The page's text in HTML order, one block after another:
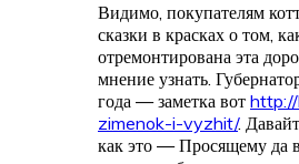
Видимо, покупателям
сказки в красках о том,
отремонтирована эта
мнение узнать.
года — заметка вот
zimenok-i-vyzhit/.
как это — Просящему да